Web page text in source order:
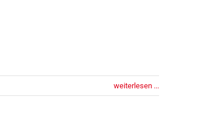
weiterlesen ...